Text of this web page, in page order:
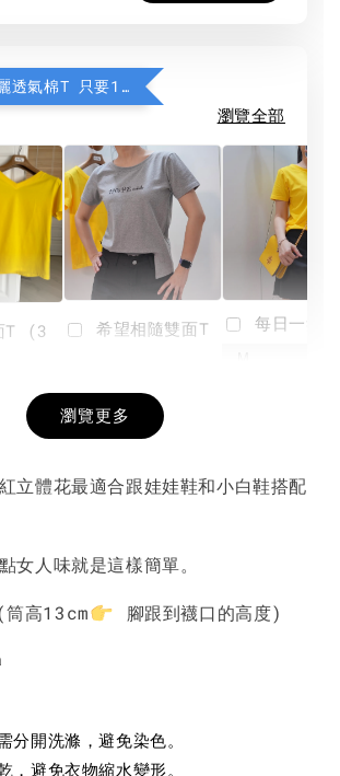
加購 MIT防曬透氣棉T 只要190元
瀏覽全部
T (3
+
希望相隨雙面T
NT$ 190
-
每日一笑
瀏覽更多
立體花最適合跟娃娃鞋和小白鞋搭配
女人味就是這樣簡單。
筒高13cm 腳跟到襪口的高度)
分開洗滌，避免染色。
，避免衣物縮水變形。